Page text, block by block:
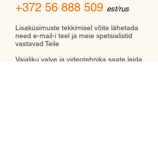
+372 56 888 509 est/rus
Lisaküsimuste tekkimisel võite lähetada
need e-mail-i teel ja meie spetsialistid
vastavad Teile
Vajaliku valve ja videotehnika saate leida